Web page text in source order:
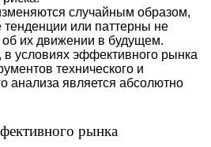
случайным образом,
или паттерны не
об их движении в будущем.
условиях эффективного рынка
технического и
анализа является абсолютно
рынка